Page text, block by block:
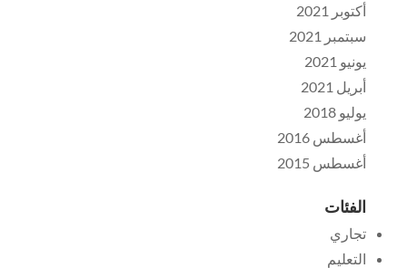
أكتوبر 2021
سبتمبر 2021
يونيو 2021
أبريل 2021
يوليو 2018
أغسطس 2016
أغسطس 2015
الفئات
تجاري
التعليم